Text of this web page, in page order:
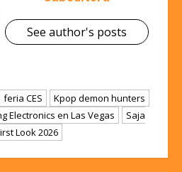
See author's posts
feria CES
Kpop demon hunters
Electronics en Las Vegas
Saja
Look 2026